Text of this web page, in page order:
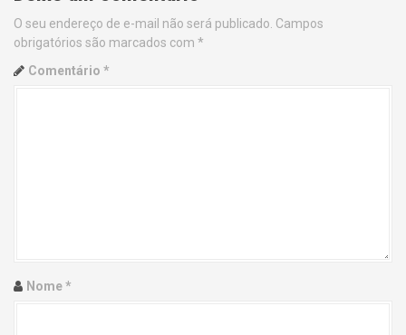
n
a
i
O seu endereço de e-mail não será publicado. Campos
obrigatórios são marcados com *
Comentário *
Nome*